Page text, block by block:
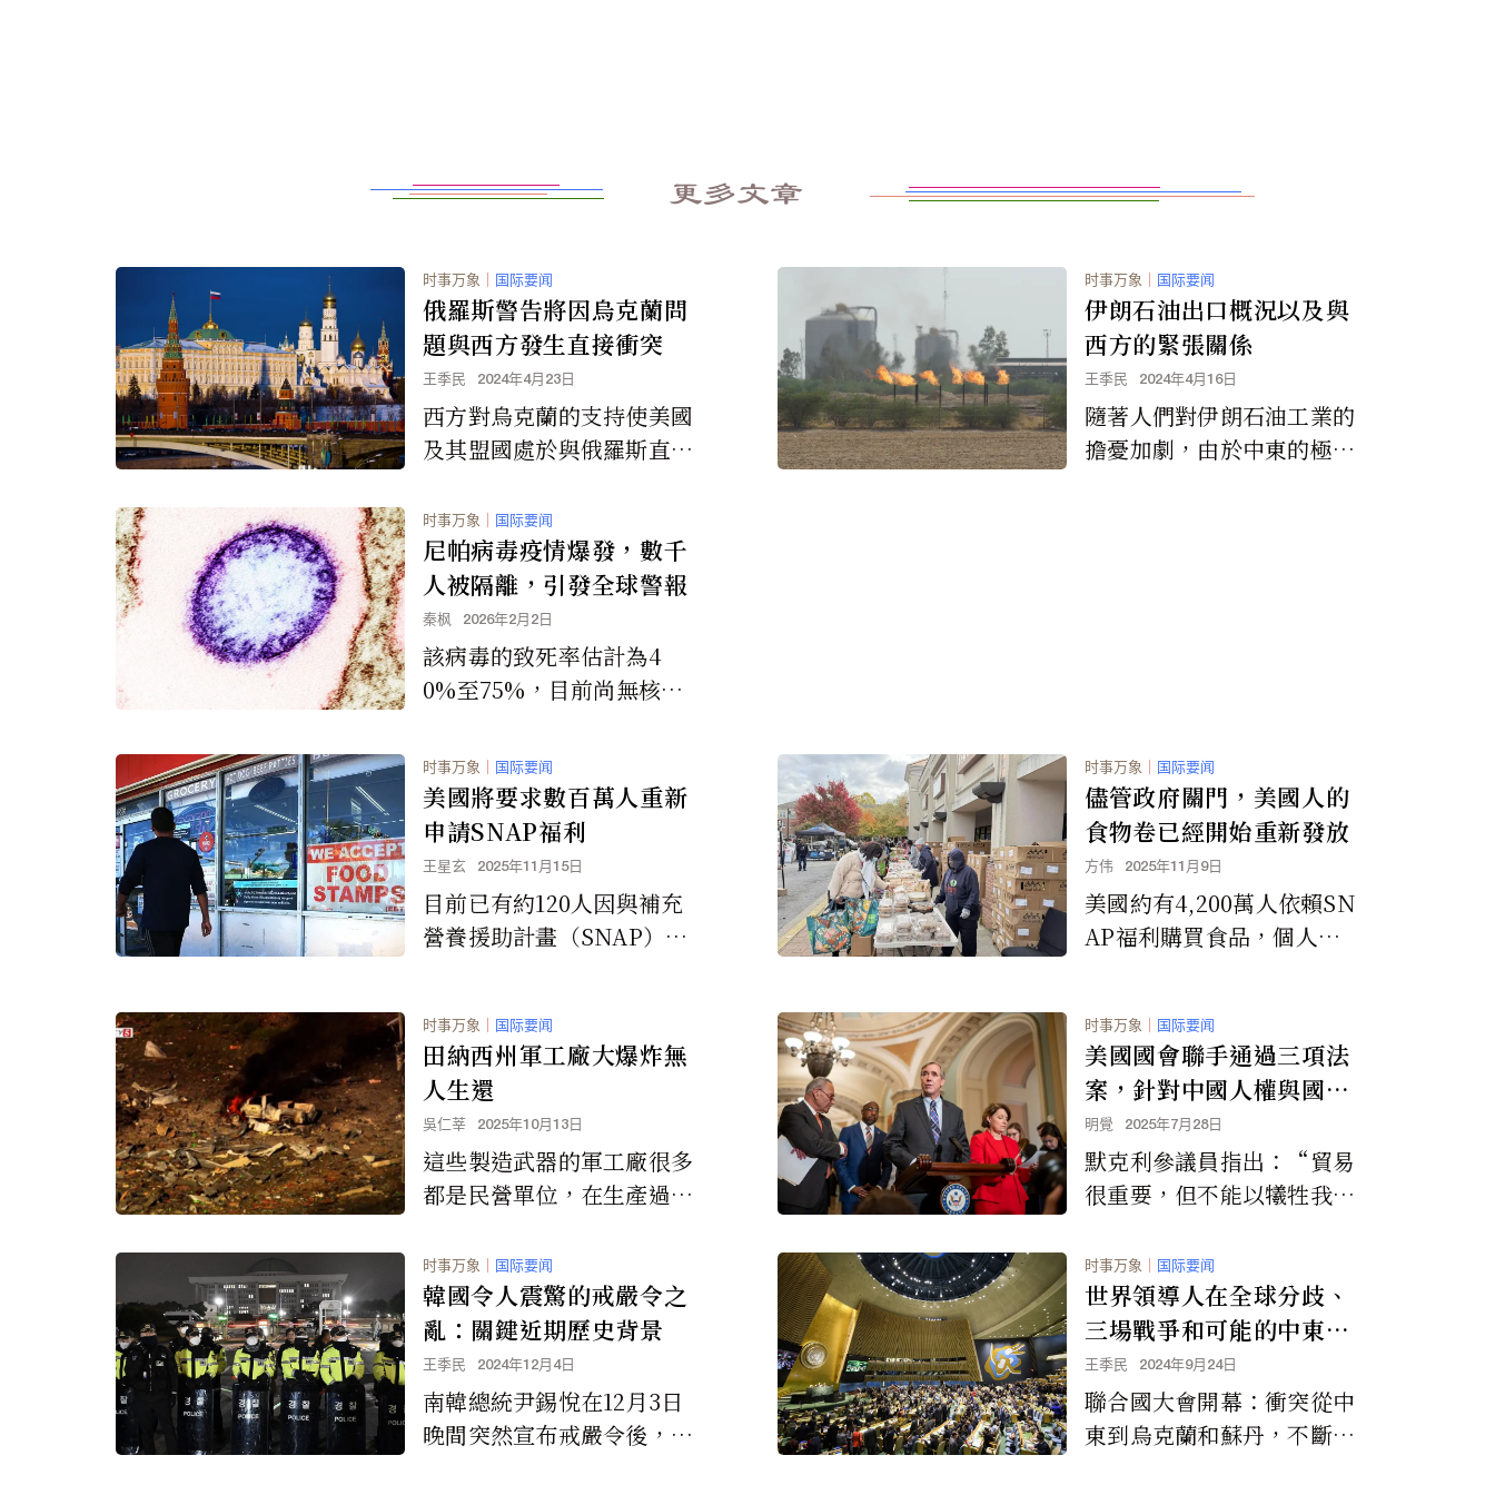
更多文章
时事万象 ｜ 国际要闻
俄羅斯警告將因烏克蘭問
題與西方發生直接衝突
王季民 2024年4月23日
西方對烏克蘭的支持使美國
及其盟國處於與俄羅斯直接
时事万象 ｜ 国际要闻
伊朗石油出口概況以及與
西方的緊張關係
王季民 2024年4月16日
隨著人們對伊朗石油工業的
擔憂加劇，由於中東的極端
时事万象 ｜ 国际要闻
尼帕病毒疫情爆發，數千
人被隔離，引發全球警報
秦枫 2026年2月2日
該病毒的致死率估計為4
0%至75%，目前尚無核准
时事万象 ｜ 国际要闻
美國將要求數百萬人重新
申請SNAP福利
王星玄 2025年11月15日
目前已有約120人因與補充
營養援助計畫（SNAP）相
是「冰山一角」。
时事万象 ｜ 国际要闻
儘管政府關門，美國人的
食物卷已經開始重新發放
方伟 2025年11月9日
美國約有4,200萬人依賴SN
AP福利購買食品，個人每
美元補助。
时事万象 ｜ 国际要闻
田納西州軍工廠大爆炸無
人生還
吳仁莘 2025年10月13日
這些製造武器的軍工廠很多
都是民營單位，在生產過程
禍。
时事万象 ｜ 国际要闻
美國國會聯手通過三項法
案，針對中國人權與國家
安全，與川普的對華貿易
政策背道而馳
明覺 2025年7月28日
默克利參議員指出：“貿易
很重要，但不能以犧牲我們
代價。”
时事万象 ｜ 国际要闻
韓國令人震驚的戒嚴令之
亂：關鍵近期歷史背景
王季民 2024年12月4日
南韓總統尹錫悅在12月3日
晚間突然宣布戒嚴令後，首
时事万象 ｜ 国际要闻
世界領導人在全球分歧、
三場戰爭和可能的中東衝
突的陰影下會面
王季民 2024年9月24日
聯合國大會開幕：衝突從中
東到烏克蘭和蘇丹，不斷加